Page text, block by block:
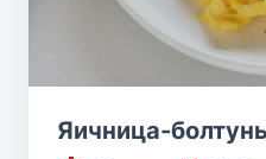
Яичница-